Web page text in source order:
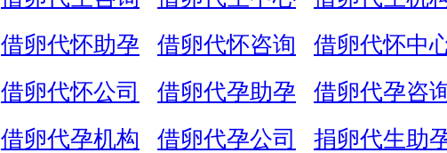
借卵代怀助孕
借卵代怀咨询 借卵代怀中
借卵代怀公司
借卵代孕助孕 借卵代孕咨
借卵代孕机构
借卵代孕公司 捐卵代生助